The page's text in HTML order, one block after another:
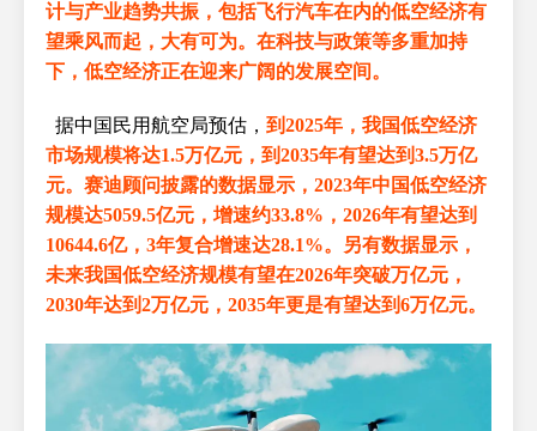
计与产业趋势共振，包括飞行汽车在内的低空经济有
望乘风而起，大有可为。在科技与政策等多重加持
下，低空经济正在迎来广阔的发展空间。
据中国民用航空局预估， 到2025年，我国低空经济
市场规模将达1.5万亿元，到2035年有望达到3.5万亿
元。赛迪顾问披露的数据显示，2023年中国低空经济
规模达5059.5亿元，增速约33.8%，2026年有望达到
10644.6亿，3年复合增速达28.1%。另有数据显示，
未来我国低空经济规模有望在2026年突破万亿元，
2030年达到2万亿元，2035年更是有望达到6万亿元。